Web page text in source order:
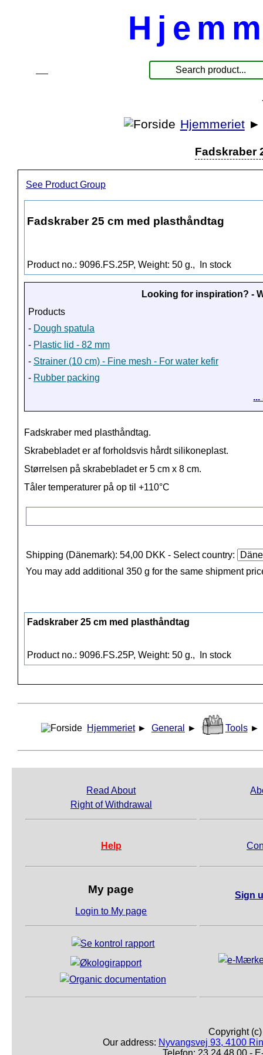
Hjemmeriet
Fadskraber
See Product Group
Fadskraber 25 cm med plasthåndtag
Product no.: 9096.FS.25P, Weight: 50 g., In stock
Looking for inspiration? -
Products
- Dough spatula
- Plastic lid - 82 mm
- Strainer (10 cm) - Fine mesh - For water kefir
- Rubber packing
Fadskraber med plasthåndtag.
Skrabebladet er af forholdsvis hårdt silikoneplast.
Størrelsen på skrabebladet er 5 cm x 8 cm.
Tåler temperaturer på op til +110°C
Shipping (Dänemark): 54,00 DKK - Select country:
You may add additional 350 g for the same shipment
Fadskraber 25 cm med plasthåndtag
Product no.: 9096.FS.25P, Weight: 50 g., In stock
Hjemmeriet ► General ► Tools ►
Read About
Right of Withdrawal
Help
My page
Login to My page
Sign
Copyright
Our address: Nyvangsvej 93, 4100